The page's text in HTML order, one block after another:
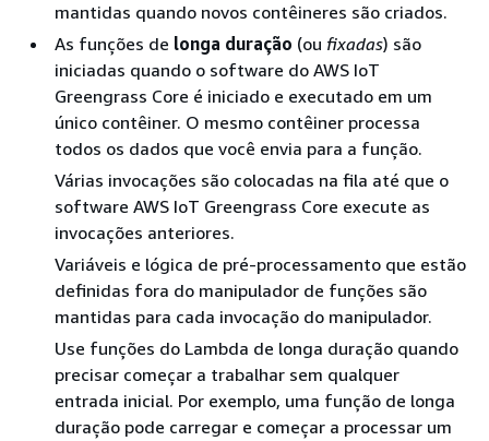
mantidas quando novos contêineres são criados.
As funções de longa duração (ou fixadas) são
iniciadas quando o software do AWS IoT
Greengrass Core é iniciado e executado em um
único contêiner. O mesmo contêiner processa
todos os dados que você envia para a função.
Várias invocações são colocadas na fila até que o
software AWS IoT Greengrass Core execute as
invocações anteriores.
Variáveis e lógica de pré-processamento que estão
definidas fora do manipulador de funções são
mantidas para cada invocação do manipulador.
Use funções do Lambda de longa duração quando
precisar começar a trabalhar sem qualquer
entrada inicial. Por exemplo, uma função de longa
duração pode carregar e começar a processar um